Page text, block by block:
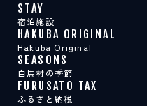
STAY
宿泊施設
HAKUBA ORIGINAL
Hakuba Original
SEASONS
白馬村の季節
FURUSATO TAX
ふるさと納税